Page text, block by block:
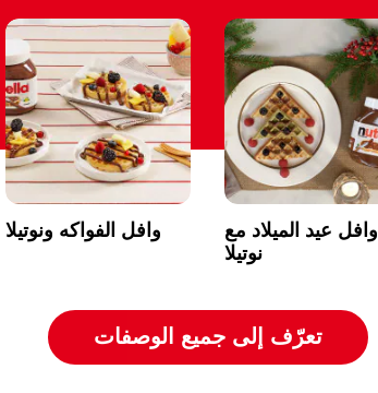
وافل عيد الميلاد مع
نوتيلا
وافل الفواكه ونوتيلا
تعرّف إلى جميع الوصفات